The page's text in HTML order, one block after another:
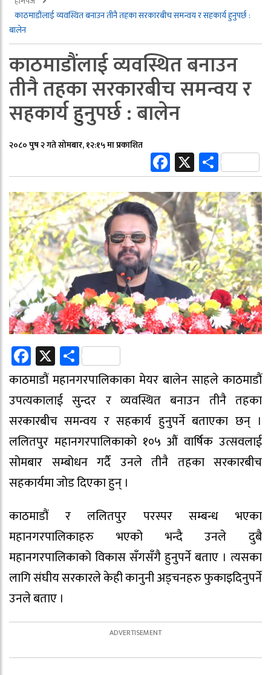
काठमाडौंलाई व्यवस्थित बनाउन तीनै तहका सरकारबीच समन्वय र सहकार्य हुनुपर्छ :
बालेन
काठमाडौंलाई व्यवस्थित बनाउन
तीनै तहका सरकारबीच समन्वय र
सहकार्य हुनुपर्छ : बालेन
२०८० पुष २ गते सोमबार, १२:१५ मा प्रकाशित
Facebook
XShare
Facebook
X Share
काठमाडौं महानगरपालिकाका मेयर बालेन साहले काठमाडौं
उपत्यकालाई सुन्दर र व्यवस्थित बनाउन तीनै तहका
सरकारबीच समन्वय र सहकार्य हुनुपर्ने बताएका छन् ।
ललितपुर महानगरपालिकाको १०५ औं वार्षिक उत्सवलाई
सोमबार सम्बोधन गर्दै उनले तीनै तहका सरकारबीच
सहकार्यमा जोड दिएका हुन् ।
काठमाडौं र ललितपुर परस्पर सम्बन्ध भएका
महानगरपालिकाहरु भएको भन्दै उनले दुबै
महानगरपालिकाको विकास सँगसँगै हुनुपर्ने बताए । त्यसका
लागि संघीय सरकारले केही कानुनी अड्चनहरु फुकाइदिनुपर्ने
उनले बताए ।